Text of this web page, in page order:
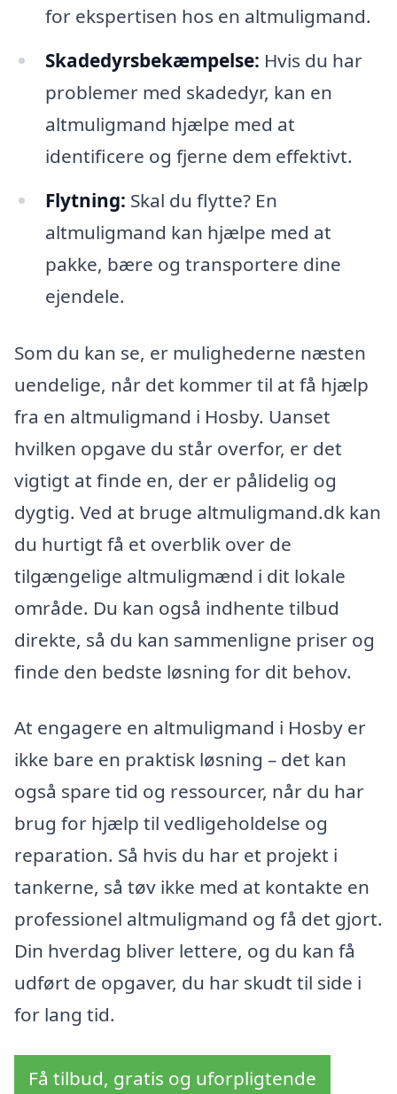
for ekspertisen hos en altmuligmand.
Skadedyrsbekæmpelse: Hvis du har
problemer med skadedyr, kan en
altmuligmand hjælpe med at
identificere og fjerne dem effektivt.
Flytning: Skal du flytte? En
altmuligmand kan hjælpe med at
pakke, bære og transportere dine
ejendele.
Som du kan se, er mulighederne næsten
uendelige, når det kommer til at få hjælp
fra en altmuligmand i Hosby. Uanset
hvilken opgave du står overfor, er det
vigtigt at finde en, der er pålidelig og
dygtig. Ved at bruge altmuligmand.dk kan
du hurtigt få et overblik over de
tilgængelige altmuligmænd i dit lokale
område. Du kan også indhente tilbud
direkte, så du kan sammenligne priser og
finde den bedste løsning for dit behov.
At engagere en altmuligmand i Hosby er
ikke bare en praktisk løsning – det kan
også spare tid og ressourcer, når du har
brug for hjælp til vedligeholdelse og
reparation. Så hvis du har et projekt i
tankerne, så tøv ikke med at kontakte en
professionel altmuligmand og få det gjort.
Din hverdag bliver lettere, og du kan få
udført de opgaver, du har skudt til side i
for lang tid.
Få tilbud, gratis og uforpligtende